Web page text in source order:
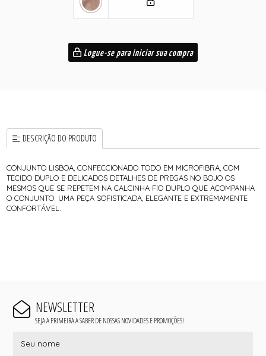
Logue-se para iniciar sua compra
DESCRIÇÃO DO PRODUTO
CONJUNTO LISBOA, CONFECCIONADO TODO EM MICROFIBRA, COM
TECIDO DUPLO E DELICADOS DETALHES DE PREGAS NO BOJO OS
MESMOS QUE SE REPETEM NA CALCINHA FIO DUPLO QUE ACOMPANHA
O CONJUNTO. UMA PEÇA SOFISTICADA, ELEGANTE E EXTREMAMENTE
CONFORTÁVEL.
NEWSLETTER
SEJA A PRIMEIRA A SABER DE NOSSAS NOVIDADES E PROMOÇÕES!